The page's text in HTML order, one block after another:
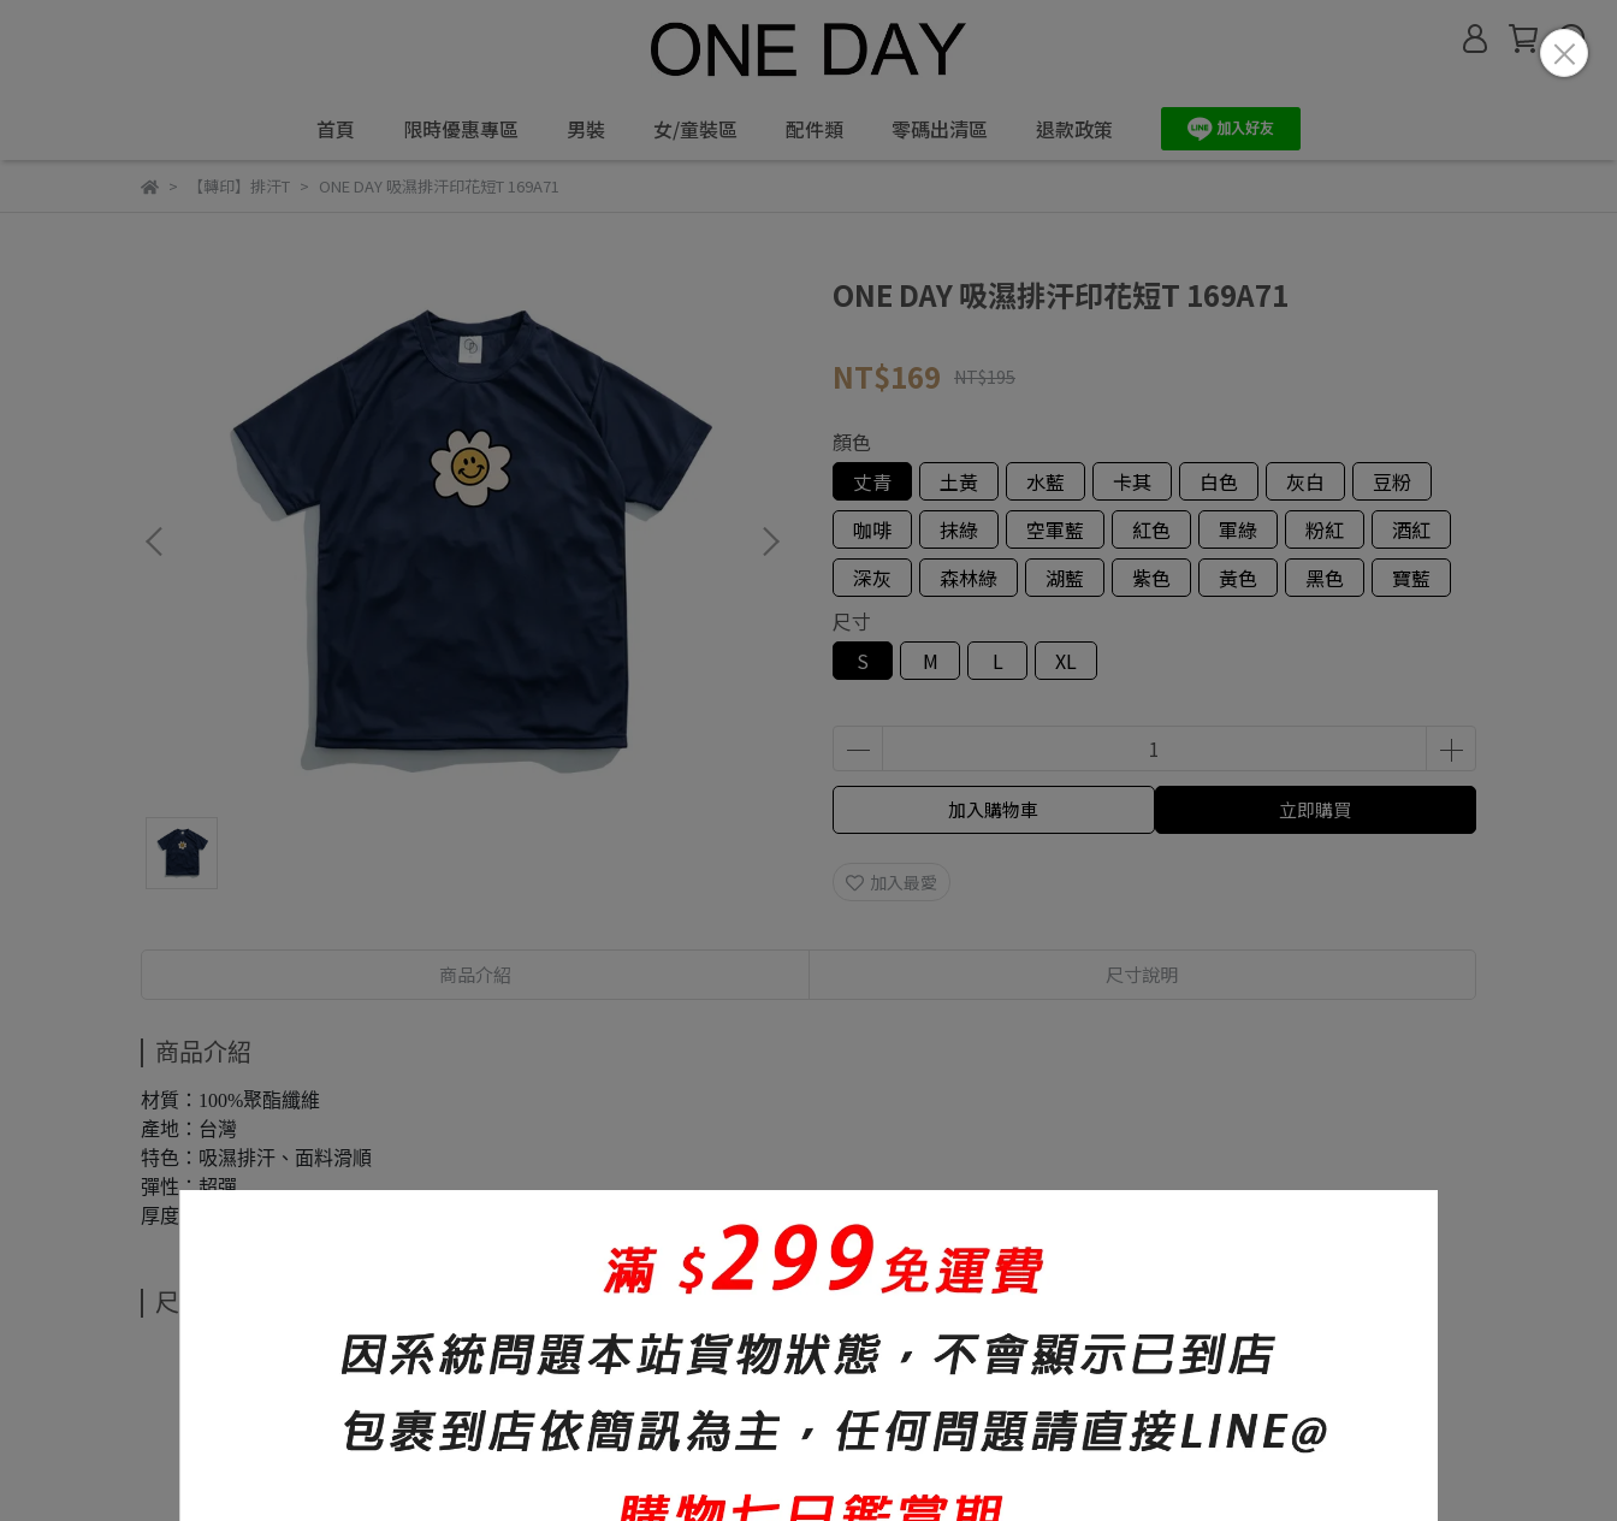
首頁 限時優惠專區 男裝 女/童裝區 配件類 零碼出清區 退款政策
【轉印】排汗T ONE DAY 吸濕排汗印花短T 169A71
ONE DAY 吸濕排汗印花短T 169A71
NT$169 NT$195
顏色
丈青
土黃 水藍 卡其 白色 灰白
豆粉
咖啡
抹綠 空軍藍 紅色 軍綠 粉紅
酒紅
深灰
森林綠 湖藍 紫色 黃色 黑色
寶藍
尺寸
S
M L XL
加入購物車 立即購買
加入最愛
商品介紹 尺寸說明
商品介紹
材質：100%聚酯纖維
產地：台灣
特色：吸濕排汗、面料滑順
彈性：超彈
厚度：230碼重
尺寸說明